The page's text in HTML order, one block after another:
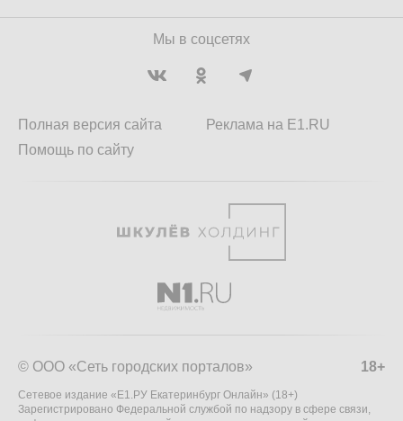
Мы в соцсетях
Полная версия сайта
Помощь по сайту
Реклама на E1.RU
18+
© ООО «Сеть городских порталов»
Сетевое издание «Е1.РУ Екатеринбург Онлайн» (18+)
Зарегистрировано Федеральной службой по надзору в сфере связи,